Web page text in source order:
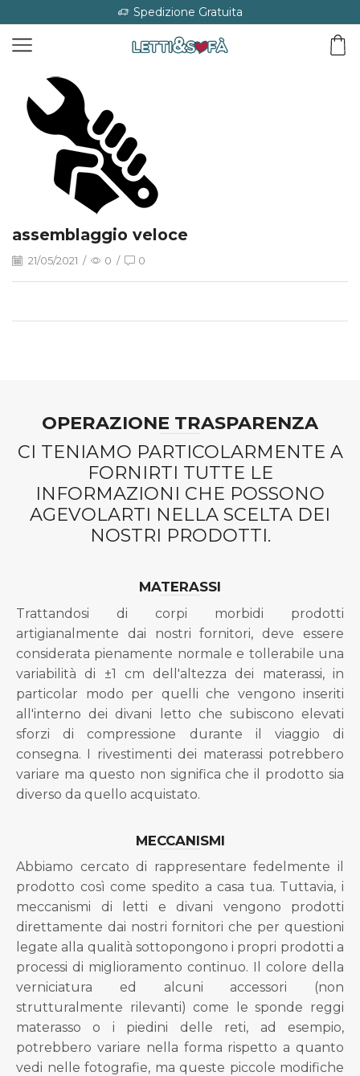
Spedizione Gratuita
assemblaggio veloce
21/05/2021 / 0 / 0
OPERAZIONE TRASPARENZA
CI TENIAMO PARTICOLARMENTE A
FORNIRTI TUTTE LE
INFORMAZIONI CHE POSSONO
AGEVOLARTI NELLA SCELTA DEI
NOSTRI PRODOTTI.
MATERASSI
Trattandosi di corpi morbidi prodotti
artigianalmente dai nostri fornitori, deve essere
considerata pienamente normale e tollerabile una
variabilità di ±1 cm dell'altezza dei materassi, in
particolar modo per quelli che vengono inseriti
all'interno dei divani letto che subiscono elevati
sforzi di compressione durante il viaggio di
consegna. I rivestimenti dei materassi potrebbero
variare ma questo non significa che il prodotto sia
diverso da quello acquistato.
MECCANISMI
Abbiamo cercato di rappresentare fedelmente il
prodotto così come spedito a casa tua. Tuttavia, i
meccanismi di letti e divani vengono prodotti
direttamente dai nostri fornitori che per questioni
legate alla qualità sottopongono i propri prodotti a
processi di miglioramento continuo. Il colore della
verniciatura ed alcuni accessori (non
strutturalmente rilevanti) come le sponde reggi
materasso o i piedini delle reti, ad esempio,
potrebbero variare nella forma rispetto a quanto
vedi nelle fotografie, ma queste piccole modifiche